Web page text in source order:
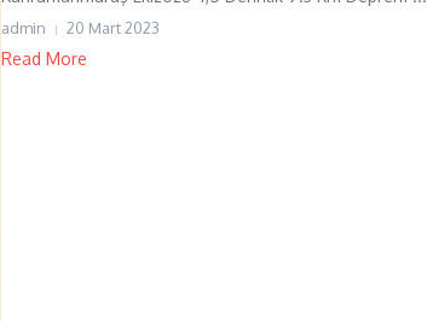
admin 20 Mart 2023
Read More